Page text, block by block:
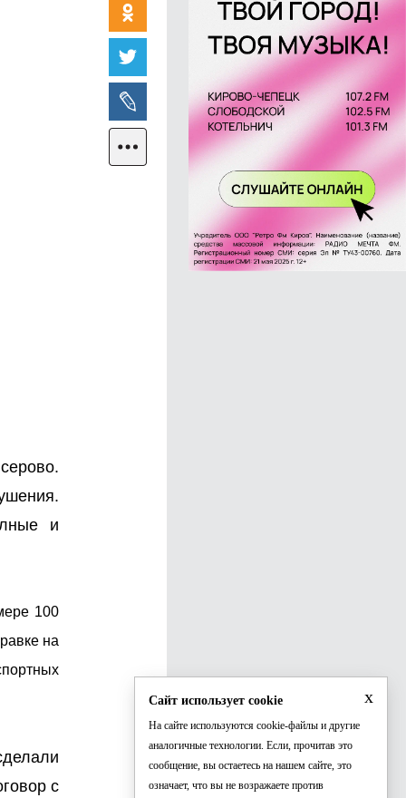
и
100
на
с
x
Сайт использует cookie
На сайте используются cookie-файлы и другие
аналогичные технологии. Если, прочитав это
сообщение, вы остаетесь на нашем сайте, это
означает, что вы не возражаете против